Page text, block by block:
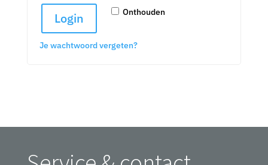
Onthouden
Login
Je wachtwoord vergeten?